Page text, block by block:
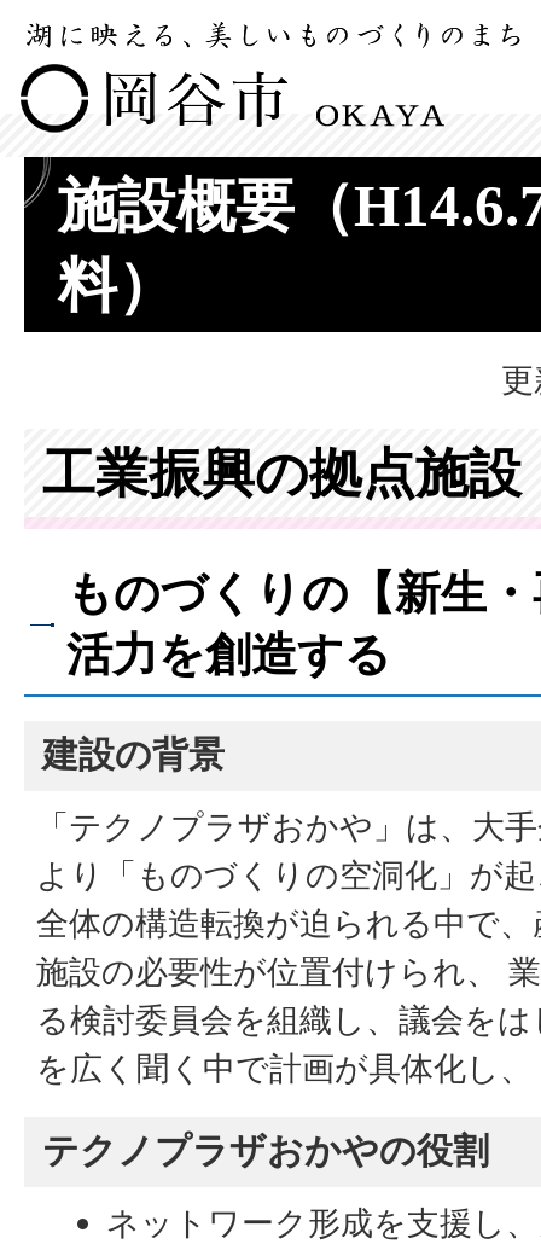
施設概要（
料）
工業振興の拠点施設
ものづくりの【新生
活力を創造する
建設の背景
「テクノプラザおかや」は、大
より「ものづくりの空洞化」が
全体の構造転換が迫られる中で
施設の必要性が位置付けられ、
る検討委員会を組織し、議会を
を広く聞く中で計画が具体化し
テクノプラザおかやの役割
ネットワーク形成を支援し